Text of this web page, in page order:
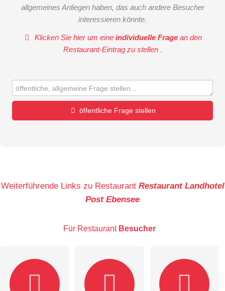
allgemeines Anliegen haben, das auch andere Besucher
interessieren könnte.
Klicken Sie hier um eineindividuelle Frage an den
Restaurant-Eintrag zu stellen .
öffentliche Frage stellen
Weiterführende Links zu Restaurant Restaurant Landhotel
Post Ebensee
Für Restaurant Besucher